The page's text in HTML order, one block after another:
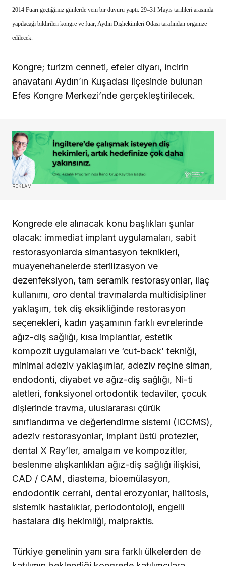
2014 Fuarı geçtiğimiz günlerde yeni bir duyuru yaptı. 29–31 Mayıs tarihleri arasında
yapılacağı bildirilen kongre ve fuar, Aydın Dişhekimleri Odası tarafından organize
edilecek.
Kongre; turizm cenneti, efeler diyarı, incirin
anavatanı Aydın’ın Kuşadası ilçesinde bulunan
Efes Kongre Merkezi’nde gerçekleştirilecek.
REKLAM
Kongrede ele alınacak konu başlıkları şunlar
olacak: immediat implant uygulamaları, sabit
restorasyonlarda simantasyon teknikleri,
muayenehanelerde sterilizasyon ve
dezenfeksiyon, tam seramik restorasyonlar, ilaç
kullanımı, oro dental travmalarda multidisipliner
yaklaşım, tek diş eksikliğinde restorasyon
seçenekleri, kadın yaşamının farklı evrelerinde
ağız-diş sağlığı, kısa implantlar, estetik
kompozit uygulamaları ve ‘cut-back’ tekniği,
minimal adeziv yaklaşımlar, adeziv reçine siman,
endodonti, diyabet ve ağız-diş sağlığı, Ni-ti
aletleri, fonksiyonel ortodontik tedaviler, çocuk
dişlerinde travma, uluslararası çürük
sınıflandırma ve değerlendirme sistemi (ICCMS),
adeziv restorasyonlar, implant üstü protezler,
dental X Ray’ler, amalgam ve kompozitler,
beslenme alışkanlıkları ağız-diş sağlığı ilişkisi,
CAD / CAM, diastema, bioemülasyon,
endodontik cerrahi, dental erozyonlar, halitosis,
sistemik hastalıklar, periodontoloji, engelli
hastalara diş hekimliği, malpraktis.
Türkiye genelinin yanı sıra farklı ülkelerden de